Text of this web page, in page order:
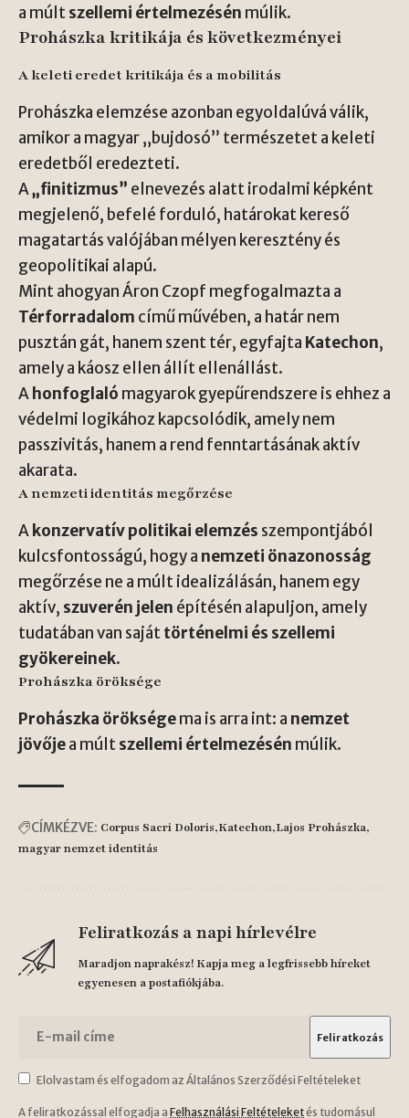
a múltszellemi értelmezésén múlik.
Prohászka kritikája és következményei
A keleti eredet kritikája és a mobilitás
Prohászka elemzése azonban egyoldalúvá válik,
amikor a magyar „bujdosó” természetet a keleti
eredetből eredezteti.
A„finitizmus” elnevezés alatt irodalmi képként
megjelenő, befelé forduló, határokat kereső
magatartás valójában mélyen keresztény és
geopolitikai alapú.
Mint ahogyan Áron Czopf megfogalmazta a
Térforradalom című művében, a határ nem
pusztán gát, hanem szent tér, egyfajta Katechon,
amely a káosz ellen állít ellenállást.
A honfoglaló magyarok gyepűrendszere is ehhez a
védelmi logikához kapcsolódik, amely nem
passzivitás, hanem a rend fenntartásának aktív
akarata.
A nemzeti identitás megőrzése
A konzervatív politikai elemzés szempontjából
kulcsfontosságú, hogy a nemzeti önazonosság
megőrzése ne a múlt idealizálásán, hanem egy
aktív, szuverén jelen építésén alapuljon, amely
tudatában van sajáttörténelmi és szellemi
gyökereinek.
Prohászka öröksége
Prohászka örökségema is arra int: a nemzet
jövőjea múltszellemi értelmezésén múlik.
CÍMKÉZVE: Corpus Sacri Doloris Katechon Lajos Prohászka
magyar nemzet identitás
Feliratkozás a napi hírlevélre
Maradjon naprakész! Kapja meg a legfrissebb híreket
egyenesen a postafiókjába.
Elolvastam és elfogadom az Általános Szerződési Feltételeket
A feliratkozással elfogadja a Felhasználási Feltételeketés tudomásul